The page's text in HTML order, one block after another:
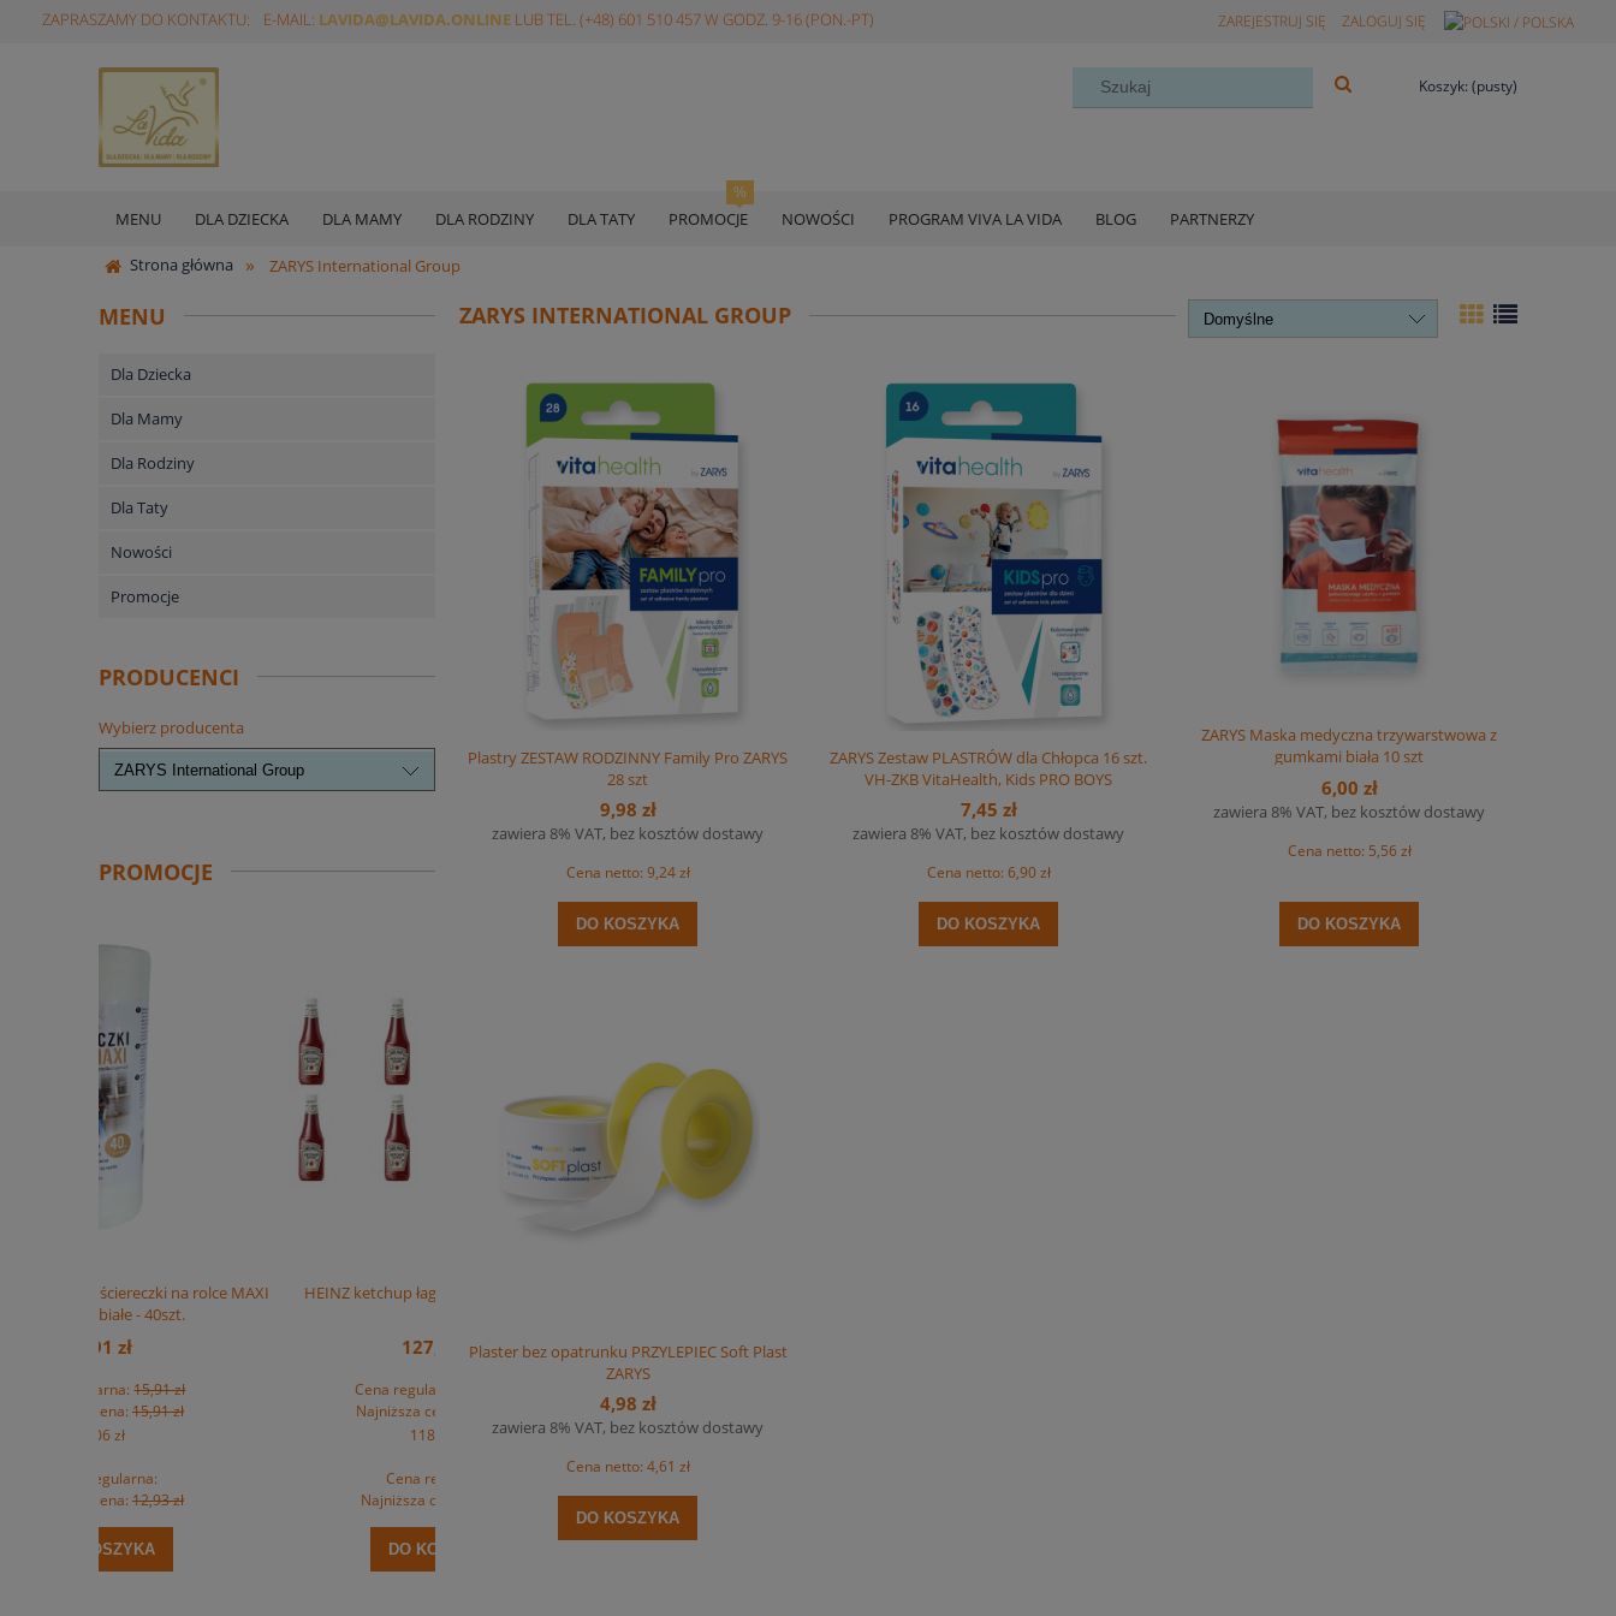
ZAPRASZAMY DO KONTAKTU: E-MAIL: LAVIDA@LAVIDA.ONLINE LUB TEL. (+48) 601 510 457 W GODZ. 9-16 (PON.-PT) ZAREJESTRUJ SIĘ ZALOGUJ SIĘ
Koszyk: (pusty)
MENU DLA DZIECKA DLA MAMY DLA RODZINY DLA TATY PROMOCJE NOWOŚCI PROGRAM VIVA LA VIDA BLOG PARTNERZY
Strona główna » ZARYS International Group
MENU
Dla Dziecka
Dla Mamy
Dla Rodziny
Dla Taty
Nowości
Promocje
PRODUCENCI
Wybierz producenta
PROMOCJE
HEINZ ketchup łagodny 875ml (8x1kg)
Cena regularna:
Najniższa cena:
16,11 zł
Najniższa cena:17,11 zł
14,92 zł
Cena regularna:
Najniższa cena:15,84 zł
ZARYS INTERNATIONAL GROUP
Plastry ZESTAW RODZINNY Family Pro ZARYS
28 szt
9,98 zł
zawiera 8% VAT, bez kosztów dostawy
Cena netto: 9,24 zł
DO KOSZYKA
ZARYS Zestaw PLASTRÓW dla Chłopca 16 szt.
VH-ZKB VitaHealth, Kids PRO BOYS
7,45 zł
zawiera 8% VAT, bez kosztów dostawy
Cena netto: 6,90 zł
DO KOSZYKA
ZARYS Maska medyczna trzywarstwowa z
gumkami biała 10 szt
6,00 zł
zawiera 8% VAT, bez kosztów dostawy
Cena netto: 5,56 zł
DO KOSZYKA
Plaster bez opatrunku PRZYLEPIEC Soft Plast
ZARYS
4,98 zł
zawiera 8% VAT, bez kosztów dostawy
Cena netto: 4,61 zł
DO KOSZYKA